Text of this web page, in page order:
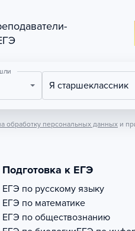
Я старшеклассник
обработку персональных данных и
Подготовка к ЕГЭ
ЕГЭ по русскому языку
ЕГЭ по математике
ЕГЭ по обществознанию